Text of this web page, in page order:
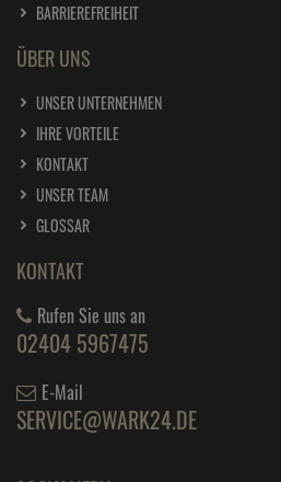
BARRIEREFREIHEIT
ÜBER UNS
UNSER UNTERNEHMEN
IHRE VORTEILE
KONTAKT
UNSER TEAM
GLOSSAR
KONTAKT
Rufen Sie uns an
02404 5967475
E-Mail
SERVICE@WARK24.DE